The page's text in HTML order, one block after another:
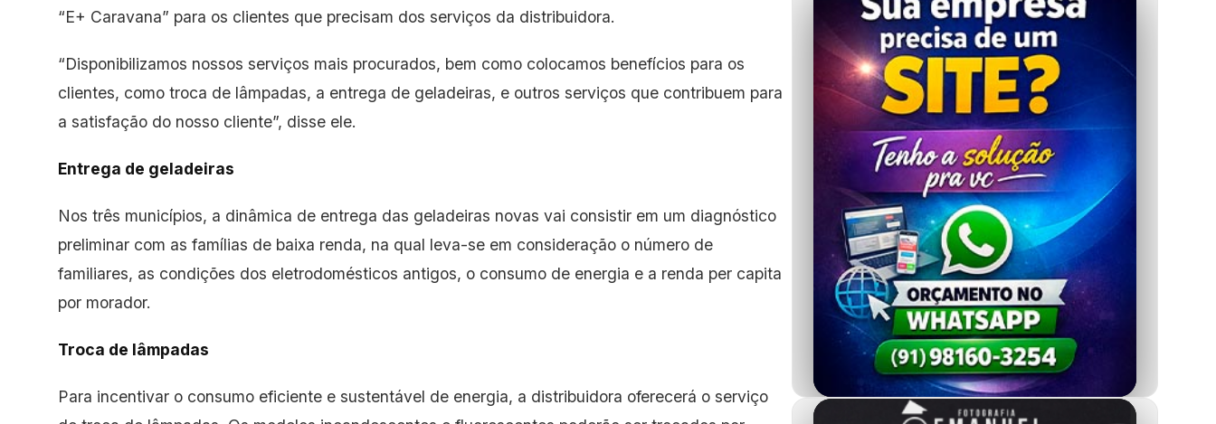
“E+ Caravana” para os clientes que precisam dos serviços da distribuidora.
“Disponibilizamos nossos serviços mais procurados, bem como colocamos benefícios para os
clientes, como troca de lâmpadas, a entrega de geladeiras, e outros serviços que contribuem para
a satisfação do nosso cliente”, disse ele.
Entrega de geladeiras
Nos três municípios, a dinâmica de entrega das geladeiras novas vai consistir em um diagnóstico
preliminar com as famílias de baixa renda, na qual leva-se em consideração o número de
familiares, as condições dos eletrodomésticos antigos, o consumo de energia e a renda per capita
por morador.
Troca de lâmpadas
Para incentivar o consumo eficiente e sustentável de energia, a distribuidora oferecerá o serviço